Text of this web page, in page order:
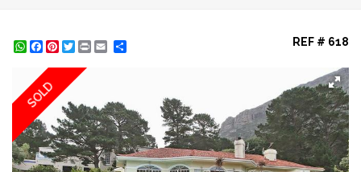
WhatsApp
Facebook
Pinterest
Twitter
Print REF # 618
SOLD